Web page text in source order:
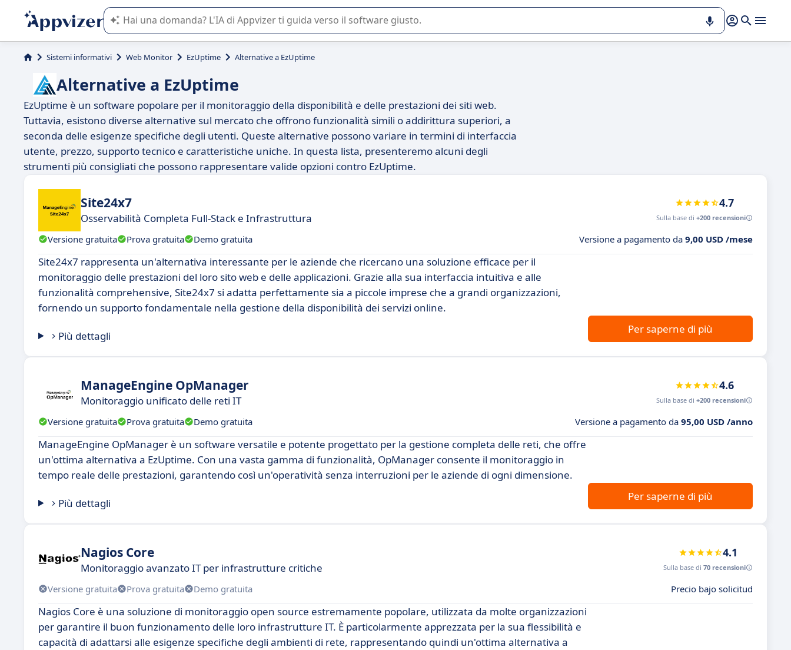
L'IA di Appvizer vi guida nell'utilizzo o nella scelta di un software SaaS per la vostra azienda.
Sistemi informativi Web Monitor EzUptime Alternative a EzUptime
Alternative a EzUptime
EzUptime è un software popolare per il monitoraggio della disponibilità e delle prestazioni dei siti web.
Tuttavia, esistono diverse alternative sul mercato che offrono funzionalità simili o addirittura superiori, a
seconda delle esigenze specifiche degli utenti. Queste alternative possono variare in termini di interfaccia
utente, prezzo, supporto tecnico e caratteristiche uniche. In questa lista, presenteremo alcuni degli
strumenti più consigliati che possono rappresentare valide opzioni contro EzUptime.
Site24x7
Osservabilità Completa Full-Stack e Infrastruttura
4.7
Sulla base di +200 recensioni
Versione gratuita Prova gratuita Demo gratuita Versione a pagamento da 9,00 USD /mese
Site24x7 rappresenta un'alternativa interessante per le aziende che ricercano una soluzione efficace per il
monitoraggio delle prestazioni del loro sito web e delle applicazioni. Grazie alla sua interfaccia intuitiva e alle
funzionalità comprehensive, Site24x7 si adatta perfettamente sia a piccole imprese che a grandi organizzazioni,
fornendo un supporto fondamentale nella gestione della disponibilità dei servizi online.
Più dettagli
Per saperne di più
ManageEngine OpManager
Monitoraggio unificato delle reti IT
4.6
Sulla base di +200 recensioni
Versione gratuita Prova gratuita Demo gratuita Versione a pagamento da 95,00 USD /anno
ManageEngine OpManager è un software versatile e potente progettato per la gestione completa delle reti, che offre
un'ottima alternativa a EzUptime. Con una vasta gamma di funzionalità, OpManager consente il monitoraggio in
tempo reale delle prestazioni, garantendo così un'operatività senza interruzioni per le aziende di ogni dimensione.
Più dettagli
Per saperne di più
Nagios Core
Monitoraggio avanzato IT per infrastrutture critiche
4.1
Sulla base di 70 recensioni
Versione gratuita Prova gratuita Demo gratuita Precio bajo solicitud
Nagios Core è una soluzione di monitoraggio open source estremamente popolare, utilizzata da molte organizzazioni
per garantire il buon funzionamento delle loro infrastrutture IT. È particolarmente apprezzata per la sua flessibilità e
capacità di adattarsi alle esigenze specifiche degli ambienti di rete, rappresentando quindi un'ottima alternativa a